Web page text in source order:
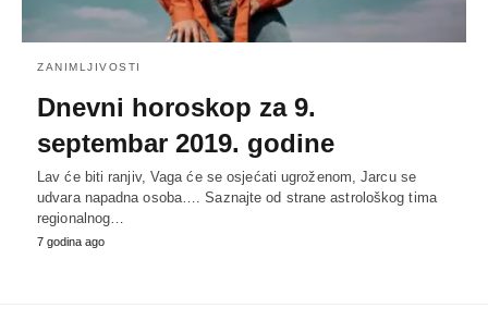
ZANIMLJIVOSTI
Dnevni horoskop za 9.
septembar 2019. godine
Lav će biti ranjiv, Vaga će se osjećati ugroženom, Jarcu se
udvara napadna osoba…. Saznajte od strane astrološkog tima
regionalnog…
7 godina ago